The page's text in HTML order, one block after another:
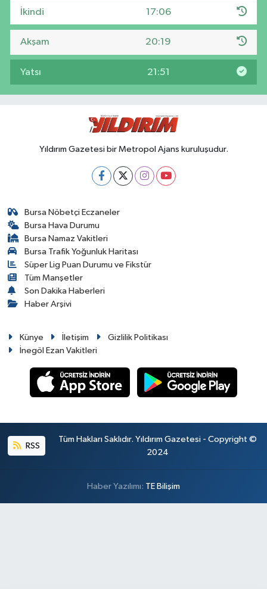
İkindi 17:06
Akşam 20:19
Yatsı 21:51
Yıldırım Gazetesi bir Metropol Ajans kuruluşudur.
Bursa Nöbetçi Eczaneler
Bursa Hava Durumu
Bursa Namaz Vakitleri
Bursa Trafik Yoğunluk Haritası
Süper Lig Puan Durumu ve Fikstür
Tüm Manşetler
Son Dakika Haberleri
Haber Arşivi
Künye İletişim
Gizlilik Politikası
İnegöl Ezan Vakitleri
RSS
Tüm Hakları Saklıdır. Yıldırım Gazetesi - Copyright ©
2024
Haber Yazılımı: TE Bilişim